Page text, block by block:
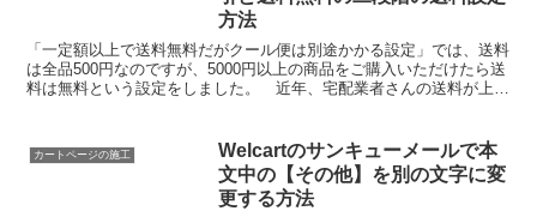
方法
「一定額以上で送料無料だがクール便は別途かかる設定」では、送料
は全品500円なのですが、5000円以上の商品をご購入いただけたら送
料は無料という設定をしました。 近年、宅配業者さんの送料が上が
カートページの施工
Welcartのサンキューメールで本
文中の【その他】を別の文字に変
更する方法